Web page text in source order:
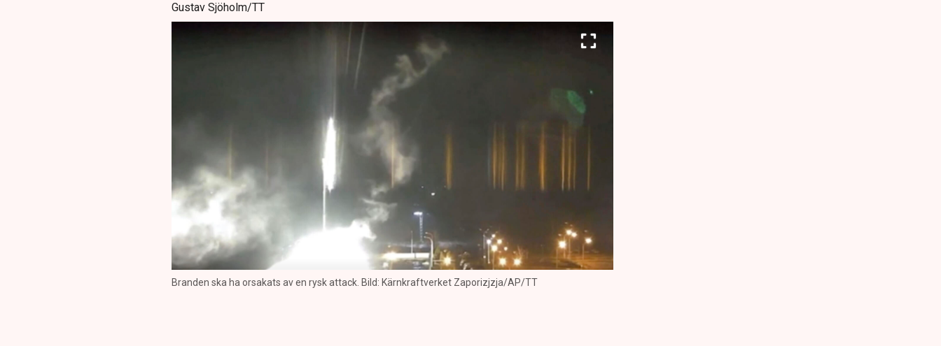
Gustav Sjöholm/TT
Branden ska ha orsakats av en rysk attack. Bild: Kärnkraftverket Zaporizjzja/AP/TT